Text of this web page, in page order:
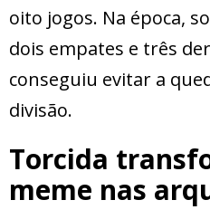
oito jogos. Na época,
dois empates e três
conseguiu evitar a
divisão.
Torcida
meme nas